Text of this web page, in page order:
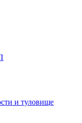
и туловище